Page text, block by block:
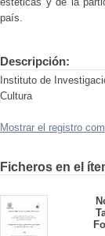
país.
Descripción:
Instituto de
Cultura
Mostrar el registro
Ficheros en el